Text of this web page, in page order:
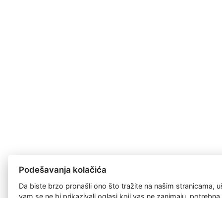
Podešavanja kolačića
Da biste brzo pronašli ono što tražite na našim stranicama,
vam se ne bi prikazivali oglasi koji vas ne zanimaju,